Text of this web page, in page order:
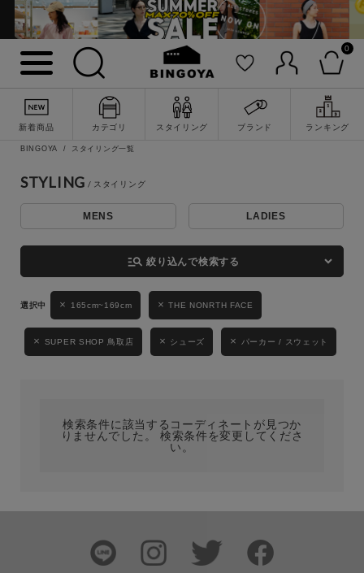
0
新着商品 カテゴリ スタイリング ブランド ランキング
詳細検索
キーワード
性別
MENS LADIES
ブランド
BINGOYA スタイリング一覧
STYLING
MENS LADIES
manage_search 絞り込んで検索する
165cm~169cm THE NONRTH FACE
SUPER SHOP 鳥取店 シューズ パーカー / スウェット
検索条件に該当するコーディネートが見つか
りませんでした。 検索条件を変更してくださ
い。